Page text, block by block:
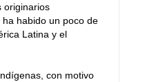
originarios
habido un poco de
Latina y el
con motivo